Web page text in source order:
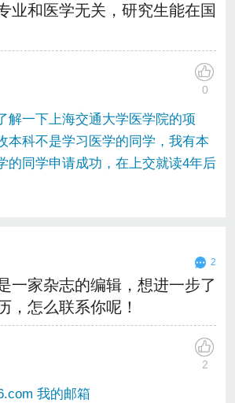
业和医学无关，研究生能在国
0
解一下上海交通大学医学院的项
本科不是学习医学的同学，我有本
的同学申请成功，在上交就读4年后
2
一家杂志的编辑，想进一步了
，怎么联系你呢！
2
我的邮箱